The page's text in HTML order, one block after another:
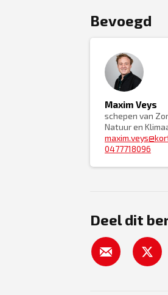
Bevoegd
Maxim Veys
schepen van
Natuur en
0477718096
Deel dit